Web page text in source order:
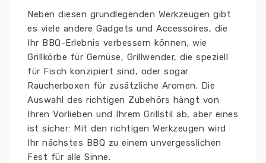
Neben diesen grundlegenden Werkzeugen gibt
es viele andere Gadgets und Accessoires, die
Ihr BBQ-Erlebnis verbessern können, wie
Grillkörbe für Gemüse, Grillwender, die speziell
für Fisch konzipiert sind, oder sogar
Raucherboxen für zusätzliche Aromen. Die
Auswahl des richtigen Zubehörs hängt von
Ihren Vorlieben und Ihrem Grillstil ab, aber eines
ist sicher: Mit den richtigen Werkzeugen wird
Ihr nächstes BBQ zu einem unvergesslichen
Fest für alle Sinne.